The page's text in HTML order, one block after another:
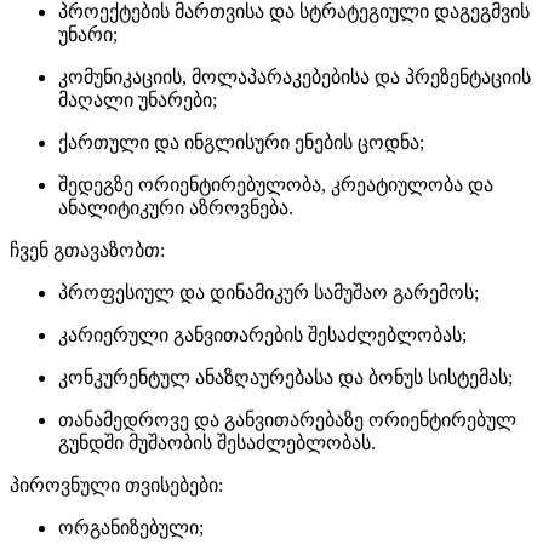
პროექტების მართვისა და სტრატეგიული დაგეგმვის
უნარი;
კომუნიკაციის, მოლაპარაკებებისა და პრეზენტაციის
მაღალი უნარები;
ქართული და ინგლისური ენების ცოდნა;
შედეგზე ორიენტირებულობა, კრეატიულობა და
ანალიტიკური აზროვნება.
ჩვენ გთავაზობთ:
პროფესიულ და დინამიკურ სამუშაო გარემოს;
კარიერული განვითარების შესაძლებლობას;
კონკურენტულ ანაზღაურებასა და ბონუს სისტემას;
თანამედროვე და განვითარებაზე ორიენტირებულ
გუნდში მუშაობის შესაძლებლობას.
პიროვნული თვისებები:
ორგანიზებული;